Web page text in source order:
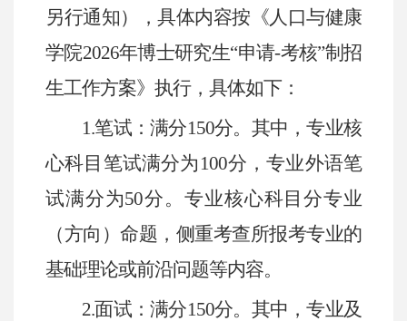
另行通知），具体内容按《人口与健康
学院2026年博士研究生“申请-考核”制招
生工作方案》执行，具体如下：
1.笔试：满分150分。其中，专业核
心科目笔试满分为 100分，专业外语笔
试满分为50分。专业核心科目分专业
（方向）命题，侧重考查所报考专业的
基础理论或前沿问题等内容。
2.面试：满分150分。其中，专业及